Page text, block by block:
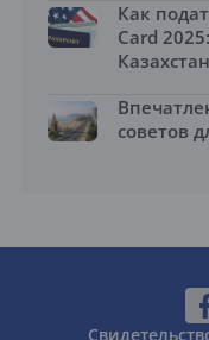
Как
Card
советов